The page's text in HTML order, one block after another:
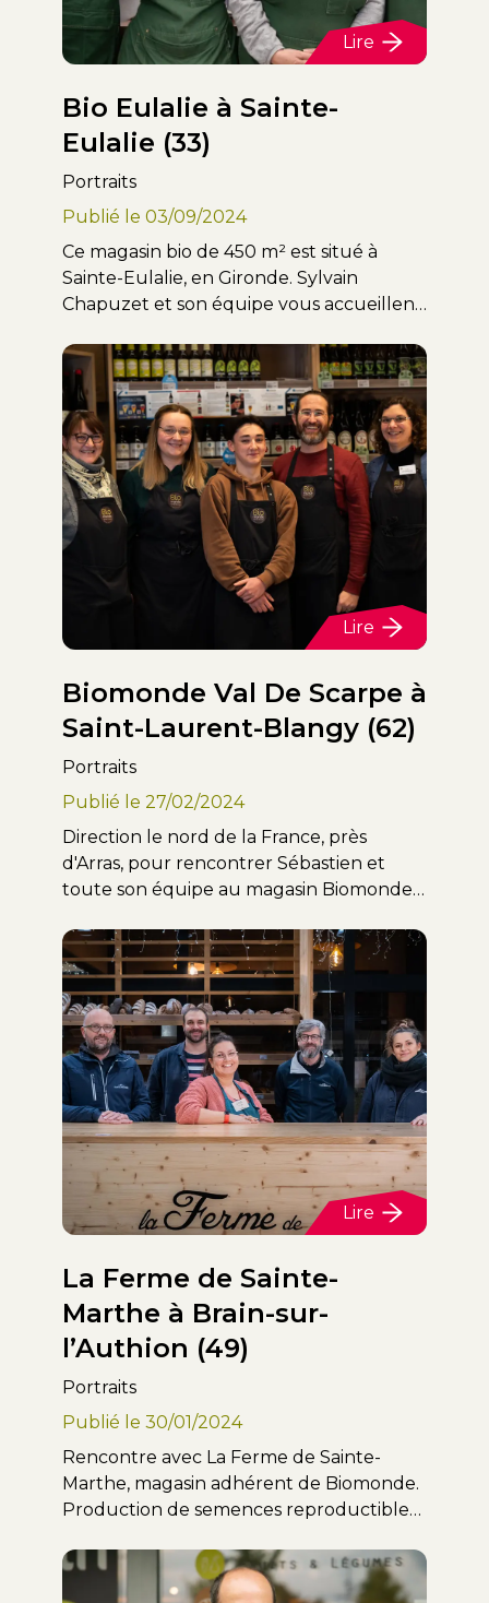
Lire
Bio Eulalie à Sainte-
Eulalie (33)
Portraits
Publié le 03/09/2024
Ce magasin bio de 450 m² est situé à
Sainte-Eulalie, en Gironde. Sylvain
Chapuzet et son équipe vous accueillent
offrent des conseils personnalisés avec le
sourire.
Lire
Biomonde Val De Scarpe à
Saint-Laurent-Blangy (62)
Portraits
Publié le 27/02/2024
Direction le nord de la France, près
d'Arras, pour rencontrer Sébastien et
toute son équipe au magasin Biomonde
Lire
La Ferme de Sainte-
Marthe à Brain-sur-
l’Authion (49)
Portraits
Publié le 30/01/2024
Rencontre avec La Ferme de Sainte-
Marthe, magasin adhérent de Biomonde.
Production de semences reproductibles
est unique dans le réseau Biomonde. De
la graine à l'assiette.